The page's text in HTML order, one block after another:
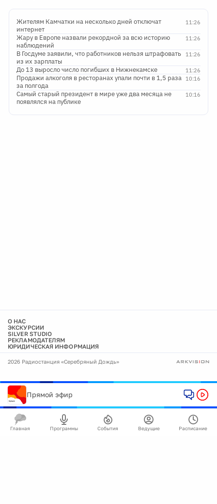
11:26
Жителям Камчатки на несколько дней отключат
интернет
11:26
Жару в Европе назвали рекордной за всю историю
наблюдений
11:26
В Госдуме заявили, что работников нельзя штрафовать
из их зарплаты
11:26
До 13 выросло число погибших в Нижнекамске
10:16
Продажи алкоголя в ресторанах упали почти в 1,5 раза
за полгода
10:16
Самый старый президент в мире уже два месяца не
появлялся на публике
О НАС
ЭКСКУРСИИ
SILVER STUDIO
РЕКЛАМОДАТЕЛЯМ
ЮРИДИЧЕСКАЯ ИНФОРМАЦИЯ
2026 Радиостанция «Серебряный Дождь»
Прямой эфир
Главная Программы События Ведущие Расписание